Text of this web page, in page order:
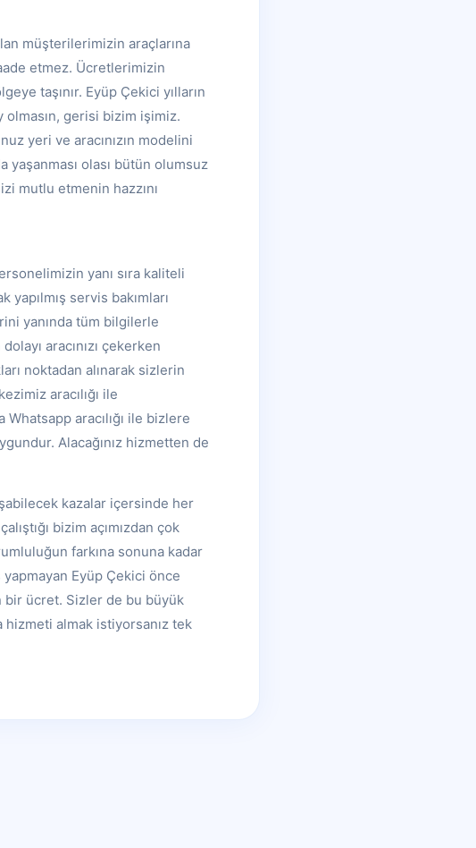
müşterilerimizin araçlarına
etmez. Ücretlerimizin
taşınır. Eyüp Çekici yılların
gerisi bizim işimiz.
yeri ve aracınızın modelini
yaşanması olası bütün olumsuz
mutlu etmenin hazzını
yanı sıra kaliteli
yapılmış servis bakımları
yanında tüm bilgilerle
aracınızı çekerken
noktadan alınarak sizlerin
aracılığı ile
aracılığı ile bizlere
Alacağınız hizmetten de
kazalar içersinde her
bizim açımızdan çok
farkına sonuna kadar
yapmayan Eyüp Çekici önce
bir ücret. Sizler de bu büyük
almak istiyorsanız tek